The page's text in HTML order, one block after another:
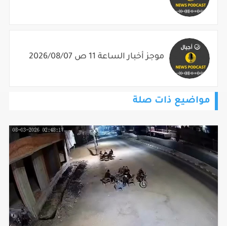
موجز أخبار الساعة 11 ص 2026/08/07
مواضيع ذات صلة